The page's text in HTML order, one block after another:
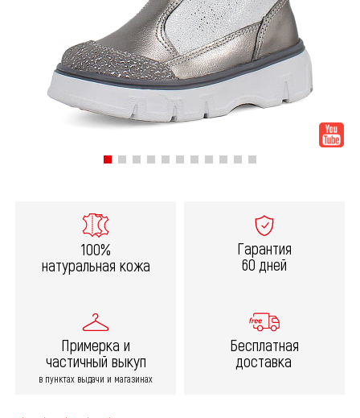
100%
натуральная кожа
Гарантия
60 дней
Примерка и
частичный выкуп
в пунктах выдачи и магазинах
Бесплатная
доставка